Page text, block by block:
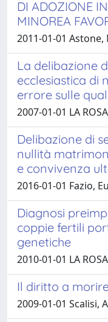
DI ADOZIONE
MINOREA
2011-01-01 Astone,
La delibazione
ecclesiastica di
errore sulle
2007-01-01 LA
Delibazione di
nullità
e convivenza
2016-01-01 Fazio,
Diagnosi
coppie fertili
genetiche
2010-01-01 LA
Il diritto a
2009-01-01 Scalisi,